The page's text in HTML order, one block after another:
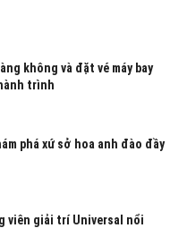
không và đặt vé máy bay
trình
phá xứ sở hoa anh đào đầy
viên giải trí Universal nổi